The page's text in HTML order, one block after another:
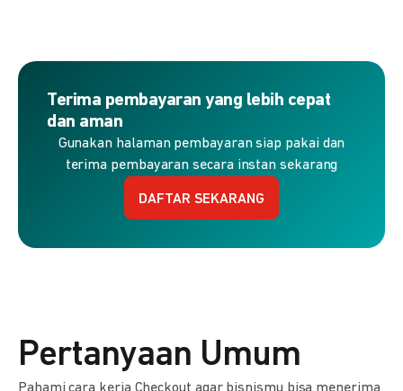
Terima pembayaran yang lebih cepat
dan aman
Gunakan halaman pembayaran siap pakai dan
terima pembayaran secara instan sekarang
DAFTAR SEKARANG
Pertanyaan Umum